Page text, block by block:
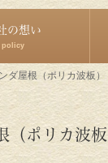
の想い
policy
屋根（ポリカ波板）
ポリカ波板